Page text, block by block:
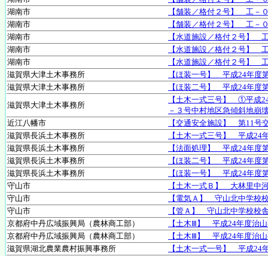
湖南市
【舗装／格付２号】 工－
湖南市
【舗装／格付２号】 工－
湖南市
【水道施設／格付２号】
湖南市
【水道施設／格付２号】
湖南市
【水道施設／格付２号】
滋賀県大津土木事務所
【ほ装一号】 平成24年度
滋賀県大津土木事務所
【ほ装二号】 平成24年度
滋賀県大津土木事務所
【土木一式三号】 ①平成
－３号中村地区急傾斜地崩
近江八幡市
【交通安全施設】 第11号
滋賀県長浜土木事務所
【土木一式三号】 平成24
滋賀県長浜土木事務所
【法面処理】 平成24年度
滋賀県長浜土木事務所
【ほ装二号】 平成24年度
滋賀県長浜土木事務所
【ほ装一号】 平成24年度
守山市
【土木一式Ｂ】 大林里中
守山市
【電気Ａ】 守山北中学校
守山市
【管Ａ】 守山北中学校校
京都府中丹広域振興局（農林商工部）
【土木Ⅲ】 平成24年度治
京都府中丹広域振興局（農林商工部）
【土木Ⅲ】 平成24年度治
滋賀県湖北農業農村振興事務所
【土木一式一号】 平成24